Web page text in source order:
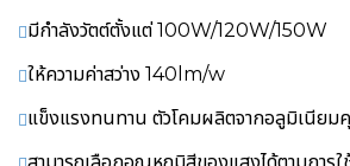
มีกำลังวัตต์ตั้งแต่ 100W/120W/150W
ให้ความค่าสว่าง 140lm/w
แข็งแรงทนทาน ตัวโคมผลิตจากอลูมิเนีย